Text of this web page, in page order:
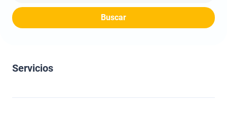
Buscar
Servicios